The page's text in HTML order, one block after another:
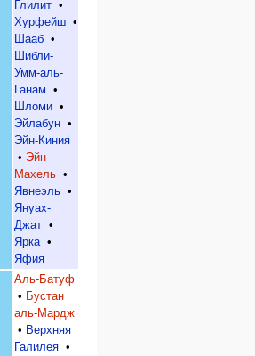
Глилит •
Хурфейш •
Шааб •
Шибли-
Умм-аль-
Ганам •
Шломи •
Эйлабун •
Эйн-Киния
• Эйн-
Махель •
Явнеэль •
Януах-
Джат •
Ярка •
Яфия
Аль-Батуф
• Бустан
аль-Мардж
• Верхняя
Галилея •